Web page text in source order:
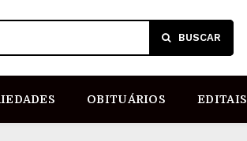
BUSCAR
OBITUÁRIOS EDITAIS